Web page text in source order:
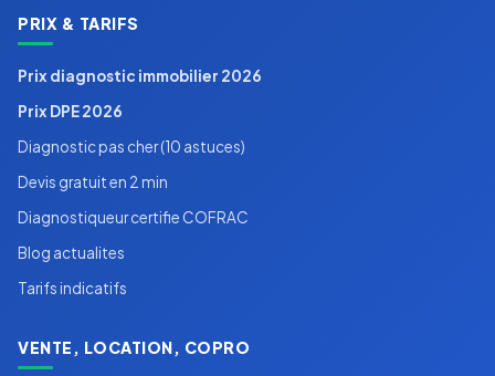
PRIX & TARIFS
Prix diagnostic immobilier 2026
Prix DPE 2026
Diagnostic pas cher (10 astuces)
Devis gratuit en 2 min
Diagnostiqueur certifie COFRAC
Blog actualites
Tarifs indicatifs
VENTE, LOCATION, COPRO